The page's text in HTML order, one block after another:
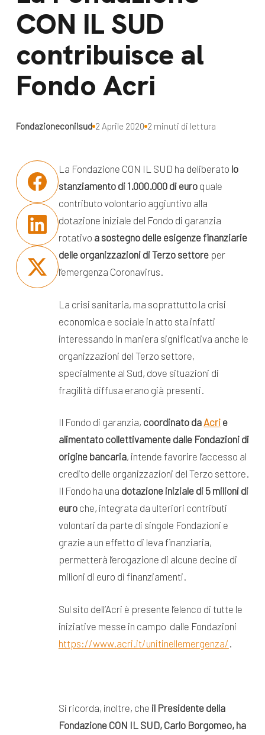
CON IL SUD
contribuisce al
Fondo Acri
Fondazioneconilsud 2 Aprile 2020 2 minuti di lettura
La Fondazione CON IL SUD ha deliberato lo
stanziamento di 1.000.000 di euroquale
contributo volontario aggiuntivo alla
dotazione iniziale del Fondo di garanzia
rotativo a sostegno delle esigenze finanziarie
delle organizzazioni di Terzo settoreper
l’emergenza Coronavirus.
La crisi sanitaria, ma soprattutto la crisi
economica e sociale in atto sta infatti
interessando in maniera significativa anche le
organizzazioni del Terzo settore,
specialmente al Sud, dove situazioni di
fragilità diffusa erano già presenti.
Il Fondo di garanzia, coordinato da Acrie
alimentato collettivamente dalle Fondazioni di
origine bancaria, intende favorire l’accesso al
credito delle organizzazioni del Terzo settore.
Il Fondo ha una dotazione iniziale di 5 milioni di
euroche, integrata da ulteriori contributi
volontari da parte di singole Fondazioni e
grazie a un effetto di leva finanziaria,
permetterà l’erogazione di alcune decine di
milioni di euro di finanziamenti.
Sul sito dell’Acri è presente l’elenco di tutte le
iniziative messe in campo dalle Fondazioni
https://www.acri.it/unitinellemergenza/
Si ricorda, inoltre, che il Presidente della
Fondazione CON IL SUD, Carlo Borgomeo, ha
Lavora con noi
Bilancio di
missione
News e
Appuntamenti
dal Sud
Libri e
Videomagazine
Seguici sui social: